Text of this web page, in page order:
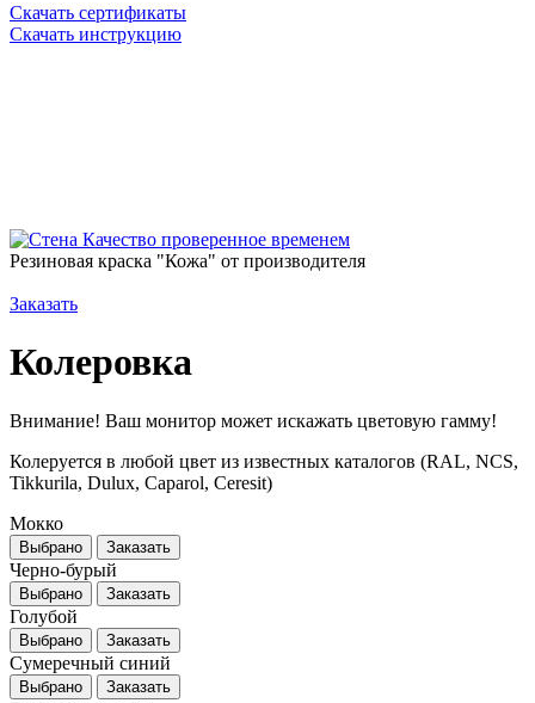
Скачать сертификаты
Скачать инструкцию
Качество проверенное временем
Резиновая краска "Кожа" от производителя
Заказать
Колеровка
Внимание! Ваш монитор может искажать цветовую гамму!
Колеруется в любой цвет из известных каталогов (RAL, NCS,
Tikkurila, Dulux, Caparol, Ceresit)
Мокко
Выбрано Заказать
Черно-бурый
Выбрано Заказать
Голубой
Выбрано Заказать
Сумеречный синий
Выбрано Заказать